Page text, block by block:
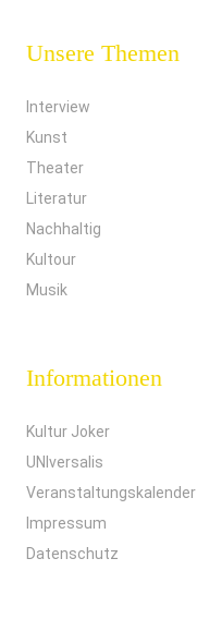
Unsere Themen
Interview
Kunst
Theater
Literatur
Nachhaltig
Kultour
Musik
Informationen
Kultur Joker
UNIversalis
Veranstaltungskalender
Impressum
Datenschutz